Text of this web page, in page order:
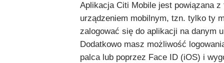
Aplikacja Citi Mobile jest powiązana z
urządzeniem mobilnym, tzn. tylko ty
zalogować się do aplikacji na danym
Dodatkowo masz możliwość
palca lub poprzez Face ID (iOS) i